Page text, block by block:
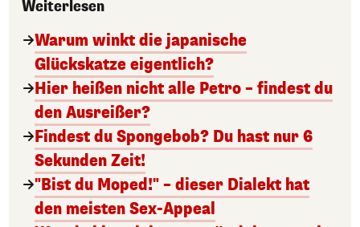
Weiterlesen
Warum winkt die japanische
Glückskatze eigentlich?
Hier heißen nicht alle Petro – findest du
den Ausreißer?
Findest du Spongebob? Du hast nur 6
Sekunden Zeit!
"Bist du Moped!" – dieser Dialekt hat
den meisten Sex-Appeal